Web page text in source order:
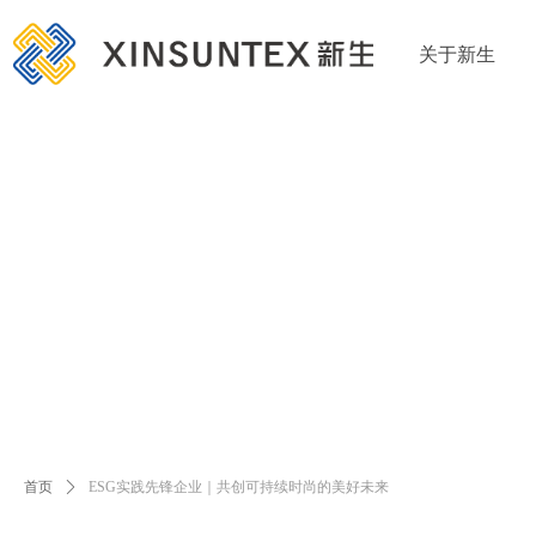
关于新生
首页 ꄲ ESG实践先锋企业｜共创可持续时尚的美好未来